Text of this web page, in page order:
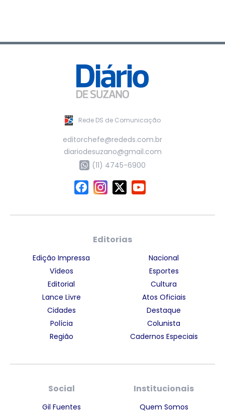
Rede DS de Comunicação
editorchefe@rededs.com.br
diariodesuzano@gmail.com
(11) 4745-6900
Editorias
Edição Impressa
Vídeos
Editorial
Lance Livre
Cidades
Polícia
Região
Nacional
Esportes
Cultura
Atos Oficiais
Destaque
Colunista
Cadernos Especiais
Social
Gil Fuentes
Institucionais
Quem Somos